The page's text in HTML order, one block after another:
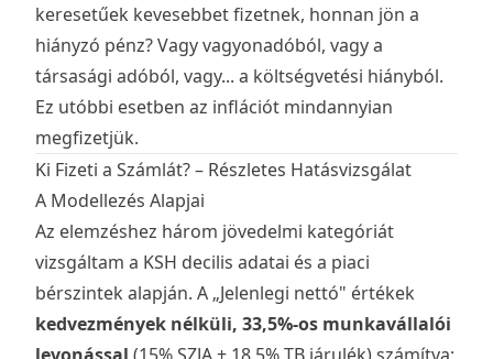
keresetűek kevesebbet fizetnek, honnan jön a
hiányzó pénz? Vagy vagyonadóból, vagy a
társasági adóból, vagy... a költségvetési hiányból.
Ez utóbbi esetben az inflációt mindannyian
megfizetjük.
Ki Fizeti a Számlát? – Részletes Hatásvizsgálat
A Modellezés Alapjai
Az elemzéshez három jövedelmi kategóriát
vizsgáltam a KSH decilis adatai és a piaci
bérszintek alapján. A „Jelenlegi nettó" értékek
kedvezmények nélküli, 33,5%-os munkavállalói